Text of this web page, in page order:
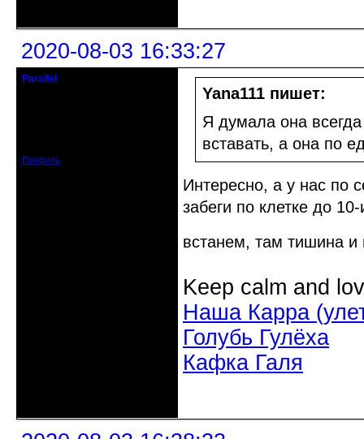
2020-08-03 16:33:27
Parallel
Профиль
Yana111 пишет:
Я думала она всегда
вставать, а она по
Интересно, а у нас по
забеги по клетке до
встанем, там тишина и
Keep calm and
Наша Карра
Голубь Гулёха
Кафка Галя